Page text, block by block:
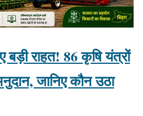
बड़ी राहत! 86 कृषि यंत्रों
जानिए कौन उठा